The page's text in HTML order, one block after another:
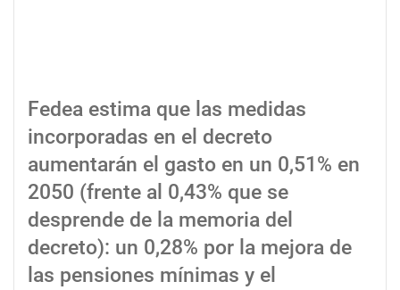
Fedea estima que las medidas
incorporadas en el decreto
aumentarán el gasto en un 0,51% en
2050 (frente al 0,43% que se
desprende de la memoria del
decreto): un 0,28% por la mejora de
las pensiones mínimas y el